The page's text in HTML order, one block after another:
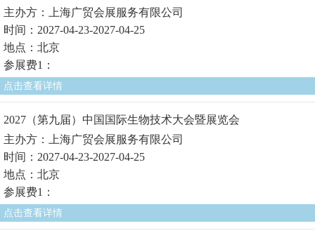
主办方：上海广贸会展服务有限公司
时间：2027-04-23-2027-04-25
地点：北京
参展费1：
点击查看详情
2027（第九届）中国国际生物技术大会暨展览会
主办方：上海广贸会展服务有限公司
时间：2027-04-23-2027-04-25
地点：北京
参展费1：
点击查看详情